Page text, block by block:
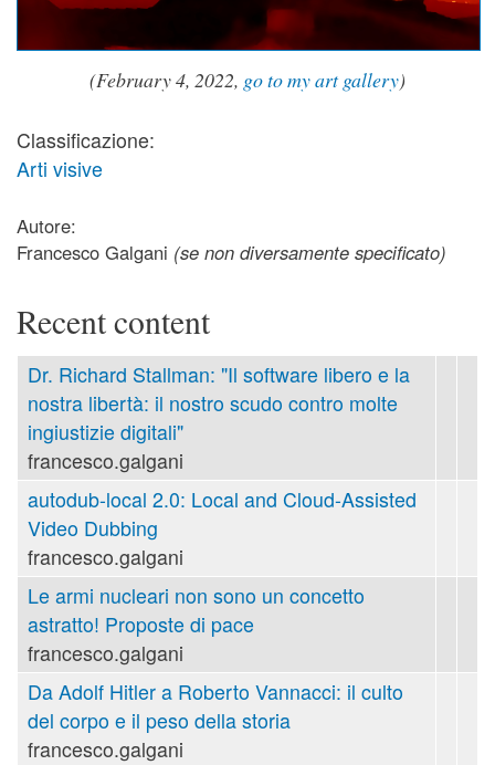
(February 4, 2022, go to my art gallery)
Classificazione:
Arti visive
Autore:
Francesco Galgani (se non diversamente specificato)
Recent content
Dr. Richard Stallman: "Il software libero e la
nostra libertà: il nostro scudo contro molte
ingiustizie digitali"
francesco.galgani
autodub-local 2.0: Local and Cloud-Assisted
Video Dubbing
francesco.galgani
Le armi nucleari non sono un concetto
astratto! Proposte di pace
francesco.galgani
Da Adolf Hitler a Roberto Vannacci: il culto
del corpo e il peso della storia
francesco.galgani